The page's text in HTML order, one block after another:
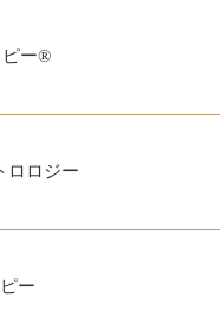
ピー®
ロロジー
ー